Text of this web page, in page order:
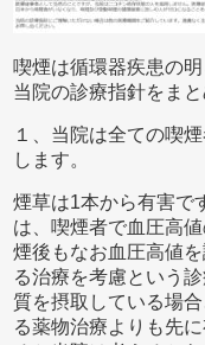
喫煙は循環器疾患の
当院の診療指針をまと
１、当院は全ての喫
します。
煙草は1本から有害で
は、喫煙者で血圧高
煙後もなお血圧高値
る治療を考慮という
質を摂取している場
る薬物治療よりも先